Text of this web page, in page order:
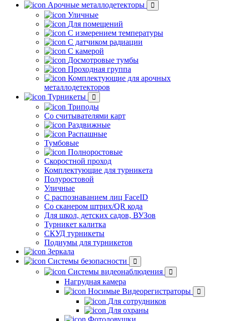
Арочные металлодетекторы
Уличные
Для помещений
С измерением температуры
С датчиком радиации
С камерой
Досмотровые тумбы
Проходная группа
Комплектующие для арочных
металлодетекторов
Турникеты
Триподы
Со считывателями карт
Раздвижные
Распашные
Тумбовые
Полноростовые
Скоростной проход
Комплектующие для турникета
Полуростовой
Уличные
С распознаванием лиц FaceID
Со сканером штрих/QR кода
Для школ, детских садов, ВУЗов
Турникет калитка
СКУД турникеты
Подиумы для турникетов
Зеркала
Системы безопасности
Системы видеонаблюдения
Нагрудная камера
Носимые Видеорегистраторы
Для сотрудников
Для охраны
Фотоловушки